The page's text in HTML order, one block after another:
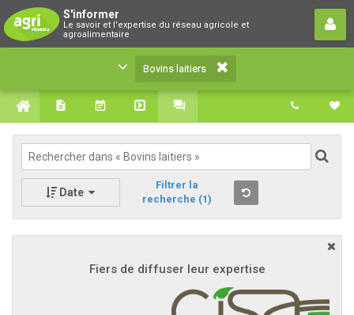
S'informer
Le savoir et l'expertise du réseau agricole et
agroalimentaire
Bovins laitiers
Le savoir et l'expertise du réseau agricole et
agroalimentaire
Bovins laitiers
Date
Filtrer la
recherche (1)
Fiers de diffuser leur expertise